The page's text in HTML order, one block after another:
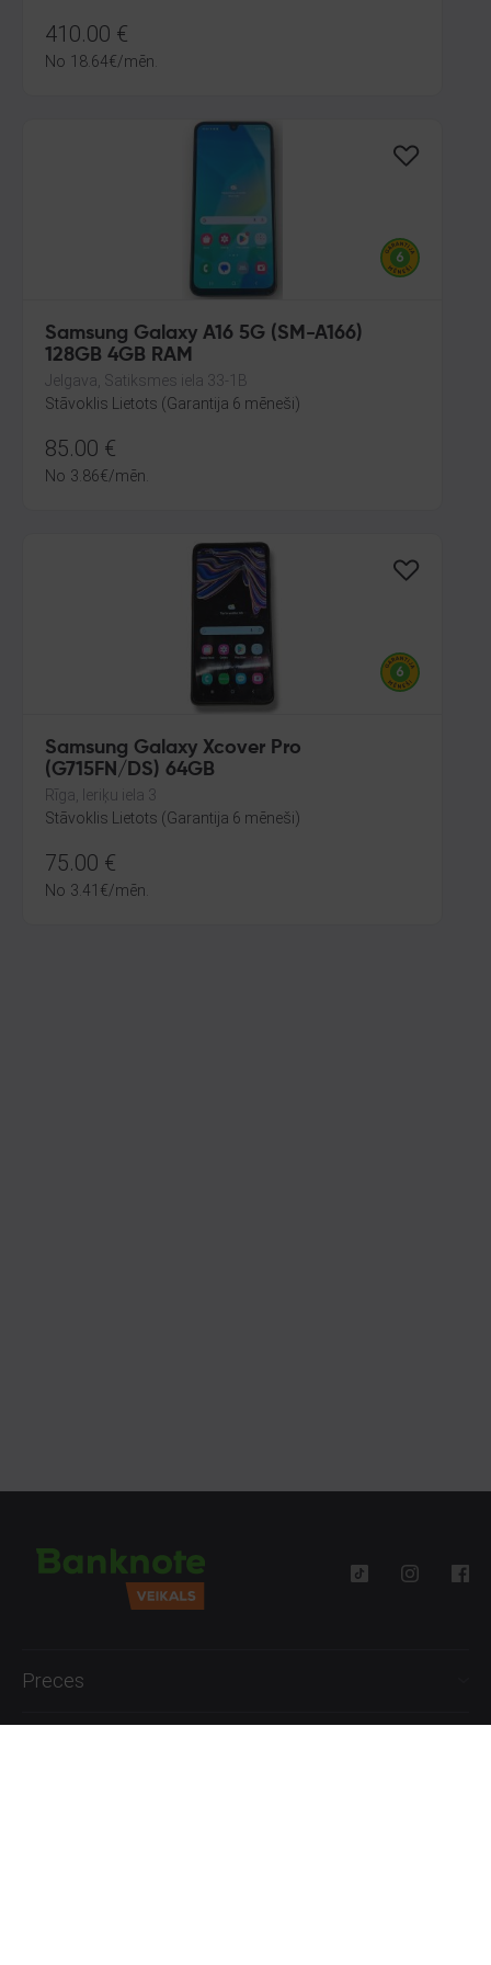
410.00 €
No 18.64€/mēn.
Samsung Galaxy A16 5G (SM-A166)
128GB 4GB RAM
Jelgava, Satiksmes iela 33-1B
Stāvoklis Lietots (Garantija 6 mēneši)
85.00 €
No 3.86€/mēn.
Samsung Galaxy Xcover Pro
(G715FN/DS) 64GB
Rīga, Ieriķu iela 3
Stāvoklis Lietots (Garantija 6 mēneši)
75.00 €
No 3.41 €/mēn.
Preces